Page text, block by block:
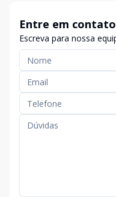
Entre em contato
Escreva para nossa